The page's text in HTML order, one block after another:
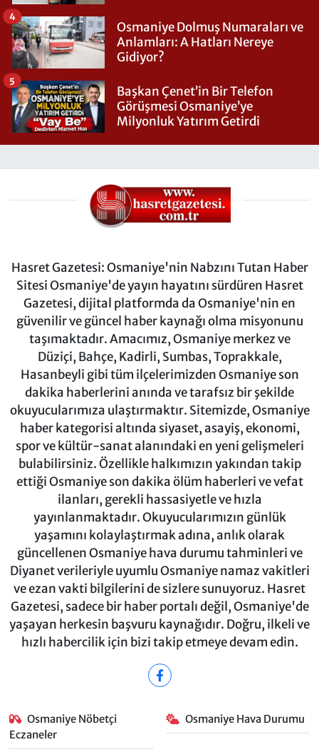
Osmaniye Dolmuş Numaraları ve
Anlamları: A Hatları Nereye
Gidiyor?
4
Başkan Çenet’in Bir Telefon
Görüşmesi Osmaniye’ye
Milyonluk Yatırım Getirdi
5
Hasret Gazetesi: Osmaniye'nin Nabzını Tutan Haber
Sitesi Osmaniye'de yayın hayatını sürdüren Hasret
Gazetesi, dijital platformda da Osmaniye'nin en
güvenilir ve güncel haber kaynağı olma misyonunu
taşımaktadır. Amacımız, Osmaniye merkez ve
Düziçi, Bahçe, Kadirli, Sumbas, Toprakkale,
Hasanbeyli gibi tüm ilçelerimizden Osmaniye son
dakika haberlerini anında ve tarafsız bir şekilde
okuyucularımıza ulaştırmaktır. Sitemizde, Osmaniye
haber kategorisi altında siyaset, asayiş, ekonomi,
spor ve kültür-sanat alanındaki en yeni gelişmeleri
bulabilirsiniz. Özellikle halkımızın yakından takip
ettiği Osmaniye son dakika ölüm haberleri ve vefat
ilanları, gerekli hassasiyetle ve hızla
yayınlanmaktadır. Okuyucularımızın günlük
yaşamını kolaylaştırmak adına, anlık olarak
güncellenen Osmaniye hava durumu tahminleri ve
Diyanet verileriyle uyumlu Osmaniye namaz vakitleri
ve ezan vakti bilgilerini de sizlere sunuyoruz. Hasret
Gazetesi, sadece bir haber portalı değil, Osmaniye'de
yaşayan herkesin başvuru kaynağıdır. Doğru, ilkeli ve
hızlı habercilik için bizi takip etmeye devam edin.
Osmaniye Nöbetçi
Eczaneler
Osmaniye Hava Durumu